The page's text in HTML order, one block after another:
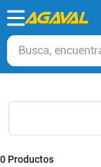
Busca, encuentra
0 Productos